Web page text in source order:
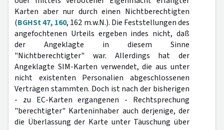
Karten aber nur durch einen Nichtberechtigten
(BGHSt 47, 160, 162 m.w.N.). Die Feststellungen des
angefochtenen Urteils ergeben indes nicht, daß
der Angeklagte in diesem Sinne
"Nichtberechtigter" war. Allerdings hat der
Angeklagte SIM-Karten verwendet, die aus unter
nicht existenten Personalien abgeschlossenen
Verträgen stammten. Doch ist nach der bisherigen
- zu EC-Karten ergangenen - Rechtsprechung
"berechtigter" Karteninhaber auch derjenige, der
die Überlassung der Karte unter Täuschung über